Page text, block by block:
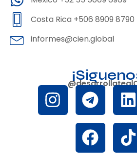
Costa Rica +506 8909 8790
informes@cien.global